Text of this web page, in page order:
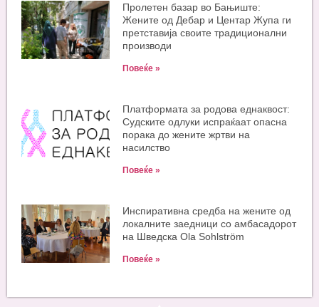
Пролетен базар во Бањиште:
Жените од Дебар и Центар Жупа ги
претставија своите традиционални
производи
Повеќе »
Платформата за родова еднаквост:
Судските одлуки испраќаат опасна
порака до жените жртви на
насилство
Повеќе »
Инспиративна средба на жените од
локалните заедници со амбасадорот
на Шведска Ola Sohlström
Повеќе »